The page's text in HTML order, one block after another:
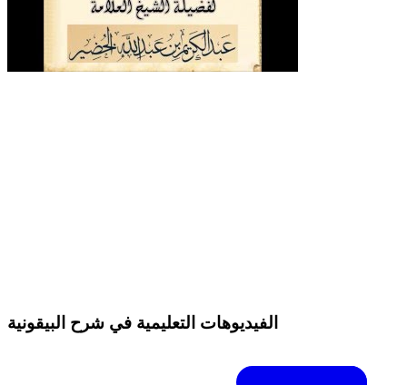
الفيديوهات التعليمية في شرح البيقونية